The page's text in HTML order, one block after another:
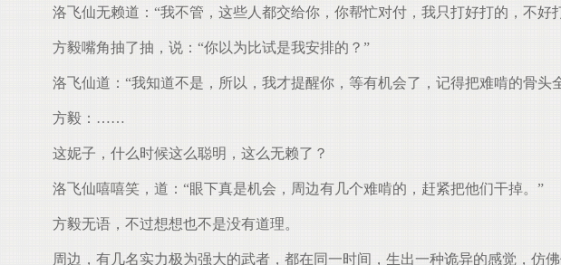
洛飞仙无赖道：“我不管，这些人都交给你，你帮忙对付，我只打好打的，不好
方毅嘴角抽了抽，说：“你以为比试是我安排的？”
洛飞仙道：“我知道不是，所以，我才提醒你，等有机会了，记得把难啃的骨头
方毅：……
这妮子，什么时候这么聪明，这么无赖了？
洛飞仙嘻嘻笑，道：“眼下真是机会，周边有几个难啃的，赶紧把他们干掉。”
方毅无语，不过想想也不是没有道理。
周边，有几名实力极为强大的武者，都在同一时间，生出一种诡异的感觉，仿